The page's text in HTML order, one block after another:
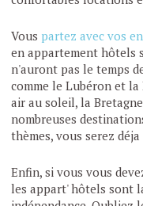
Vous partez avec vos
en appartement hôtels
n'auront pas le temps
comme le Lubéron et
air au soleil, la
nombreuses
thèmes, vous serez
Enfin, si vous vous
les appart' hôtels sont